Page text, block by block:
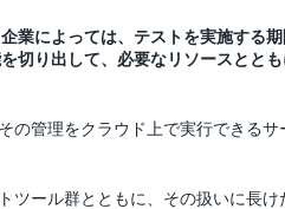
業によっては、テストを実施する
り出して、必要なリソースとと
管理をクラウド上で実行できる
ール群とともに、その扱いに長